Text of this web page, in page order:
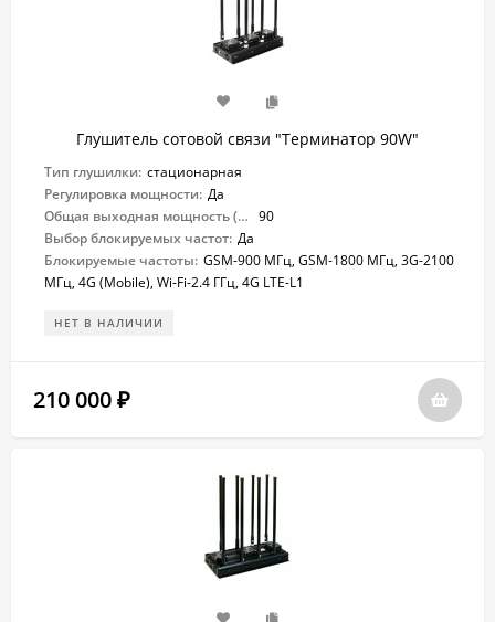
Глушитель сотовой связи "Терминатор 90W"
Тип глушилки: стационарная
Регулировка мощности: Да
Общая выходная мощность (Вт): 90
Выбор блокируемых частот: Да
Блокируемые частоты: GSM-900 МГц, GSM-1800 МГц, 3G-2100
МГц, 4G (Mobile), Wi-Fi-2.4 ГГц, 4G LTE-L1
НЕТ В НАЛИЧИИ
210 000 ₽